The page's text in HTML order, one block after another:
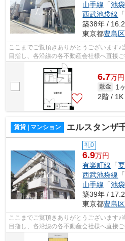
山手線 「池袋
西武池袋線 「
築38年 /
東京都豊島区
ここまでご覧頂きありがとうございます♪
目指し、各沿線の各不動産会社様へ直接
様へ提供しております！最新の情報は...
6.7万円
敷金 1
2階 /
賃貸 | マンション エルスタンザ
礼0
6.9万円
有楽町線 「
西武池袋線 「
山手線 「池袋
築39年 /
東京都豊島区
ここまでご覧頂きありがとうございます♪
目指し、各沿線の各不動産会社様へ直接
様へ提供しております！最新の情報は...